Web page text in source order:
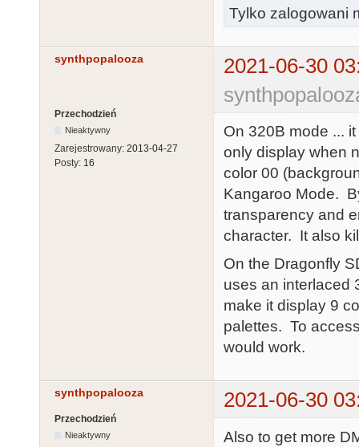
Tylko zalogowani
synthpopalooza
2021-06-30
Przechodzień
Nieaktywny
Zarejestrowany: 2013-04-27
Posty: 16
On 320B mode ...
only display when
color 00
Kangaroo Mode.
transparency and
character. It also
On the Dragonfly
uses an interlaced
make it display 9
palettes. To
would work.
synthpopalooza 2021-06-30
Przechodzień
Nieaktywny
Also to get more